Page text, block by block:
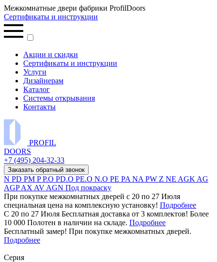
Межкомнатные двери фабрики ProfilDoors
Сертификаты и инструкции
Акции и скидки
Сертификаты и инструкции
Услуги
Дизайнерам
Каталог
Системы открывания
Контакты
PROFIL
DOORS
+7 (495) 204-32-33
Заказать обратный звонок
N PD PM PP.O PD.O PE.O N.O PE PA NA PW Z NE AGK AG
AGPAX AV AGN Под покраску
При покупке межкомнатных дверей c 20 по 27 Июля
специальная цена на комплексную установку! Подробнее
С 20 по 27 Июля Бесплатная доставка от 3 комплектов! Более
10 000 Полотен в наличии на складе. Подробнее
Бесплатный замер! При покупке межкомнатных дверей.
Подробнее
Серия